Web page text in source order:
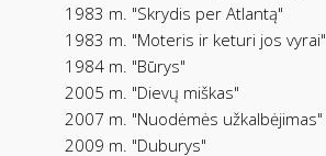
1983 m. "Skrydis per Atlantą"
1983 m. "Moteris ir keturi jos vyrai"
1984 m. "Būrys"
2005 m. "Dievų miškas"
2007 m. "Nuodėmės užkalbėjimas"
2009 m. "Duburys"